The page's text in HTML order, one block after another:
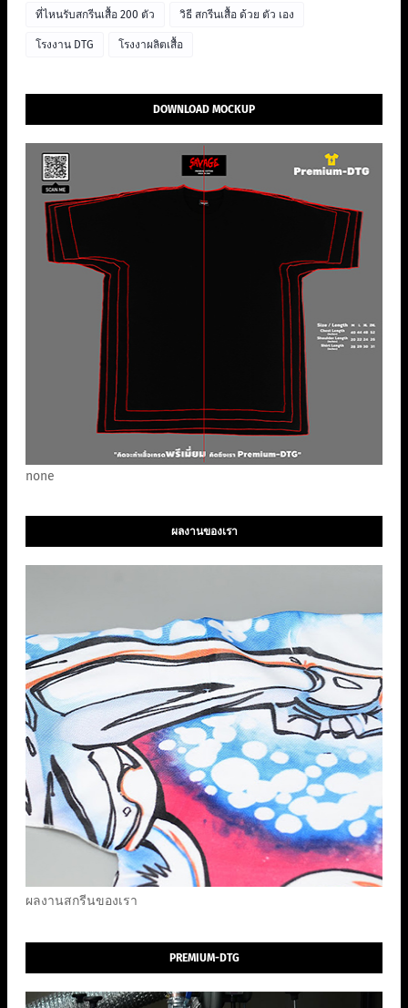
ที่ไหนรับสกรีนเสื้อ 200 ตัว วิธี สกรีนเสื้อ ด้วย ตัว เอง
โรงงาน DTG โรงงาผลิตเสื้อ
DOWNLOAD MOCKUP
none
ผลงานของเรา
ผลงานสกรีนของเรา
PREMIUM-DTG